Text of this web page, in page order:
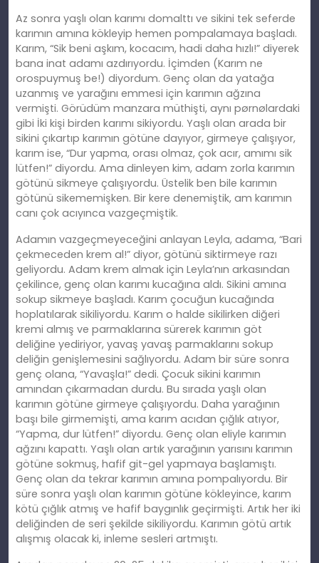
Az sonra yaşlı olan karımı domalttı ve sikini tek seferde
karımın amına kökleyip hemen pompalamaya başladı.
Karım, “Sik beni aşkım, kocacım, hadi daha hızlı!” diyerek
bana inat adamı azdırıyordu. İçimden (Karım ne
orospuymuş be!) diyordum. Genç olan da yatağa
uzanmış ve yarağını emmesi için karımın ağzına
vermişti. Görüdüm manzara müthişti, aynı pørnølardaki
gibi İki kişi birden karımı sikiyordu. Yaşlı olan arada bir
sikini çıkartıp karımın götüne dayıyor, girmeye çalışıyor,
karım ise, “Dur yapma, orası olmaz, çok acır, amımı sik
lütfen!” diyordu. Ama dinleyen kim, adam zorla karımın
götünü sikmeye çalışıyordu. Üstelik ben bile karımın
götünü sikememişken. Bir kere denemiştik, am karımın
canı çok acıyınca vazgeçmiştik.
Adamın vazgeçmeyeceğini anlayan Leyla, adama, “Bari
çekmeceden krem al!” diyor, götünü siktirmeye razı
geliyordu. Adam krem almak için Leyla’nın arkasından
çekilince, genç olan karımı kucağına aldı. Sikini amına
sokup sikmeye başladı. Karım çocuğun kucağında
hoplatılarak sikiliyordu. Karım o halde sikilirken diğeri
kremi almış ve parmaklarına sürerek karımın göt
deliğine yediriyor, yavaş yavaş parmaklarını sokup
deliğin genişlemesini sağlıyordu. Adam bir süre sonra
genç olana, “Yavaşla!” dedi. Çocuk sikini karımın
amından çıkarmadan durdu. Bu sırada yaşlı olan
karımın götüne girmeye çalışıyordu. Daha yarağının
başı bile girmemişti, ama karım acıdan çığlık atıyor,
“Yapma, dur lütfen!” diyordu. Genç olan eliyle karımın
ağzını kapattı. Yaşlı olan artık yarağının yarısını karımın
götüne sokmuş, hafif git-gel yapmaya başlamıştı.
Genç olan da tekrar karımın amına pompalıyordu. Bir
süre sonra yaşlı olan karımın götüne kökleyince, karım
kötü çığlık atmış ve hafif baygınlık geçirmişti. Artık her iki
deliğinden de seri şekilde sikiliyordu. Karımın götü artık
alışmış olacak ki, inleme sesleri artmıştı.